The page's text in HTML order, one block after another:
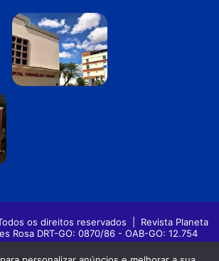
os direitos reservados | Revista Planeta
Rosa DRT-GO: 0870/86 - OAB-GO: 12.754